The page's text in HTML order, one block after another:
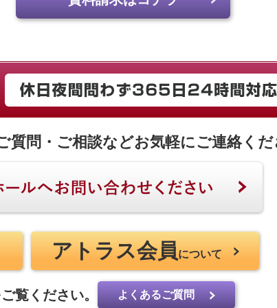
質問・ご相談などお気軽にご連絡く
アトラス会員について
覧ください。 よくあるご質問